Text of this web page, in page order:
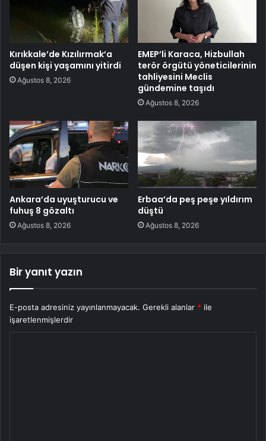
Kırıkkale’de Kızılırmak’a
düşen kişi yaşamını yitirdi
Ağustos 8, 2026
EMEP’li Karaca, Hizbullah
terör örgütü yöneticilerinin
tahliyesini Meclis
gündemine taşıdı
Ağustos 8, 2026
Ankara’da uyuşturucu ve
fuhuş 8 gözaltı
Ağustos 8, 2026
Erbaa’da peş peşe yıldırım
düştü
Ağustos 8, 2026
Bir yanıt yazın
E-posta adresiniz yayınlanmayacak. Gerekli alanlar * ile
işaretlenmişlerdir